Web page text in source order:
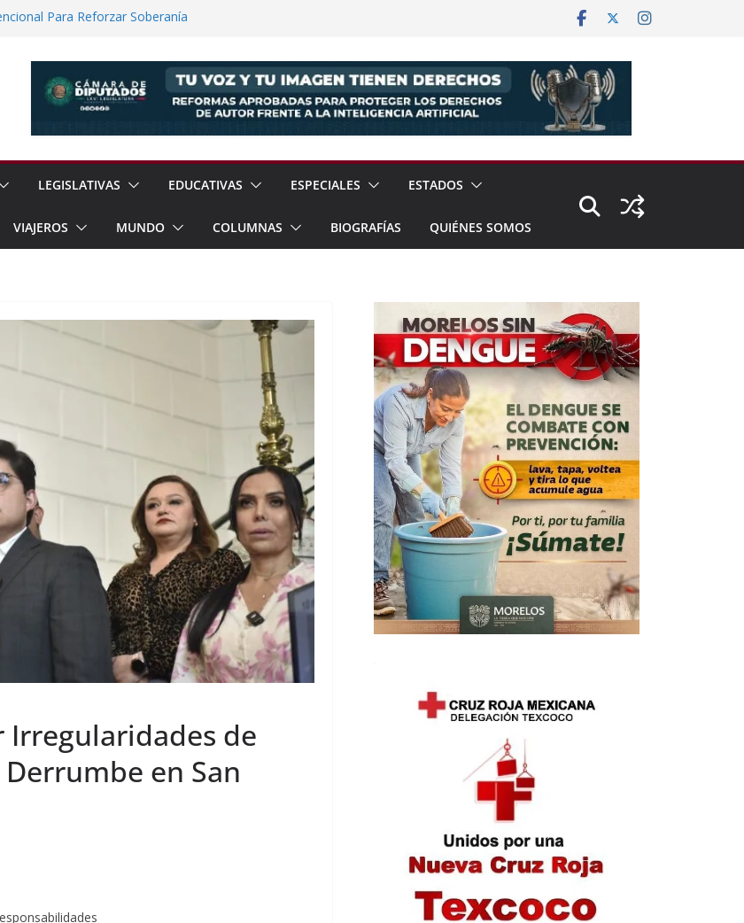
Para Reforzar Soberanía
de Trabajadores del
Cigarrillos Apócrifos en
LEGISLATIVAS EDUCATIVAS ESPECIALES ESTADOS
VIAJEROS MUNDO COLUMNAS BIOGRAFÍAS QUIÉNES SOMOS
Irregularidades de
en San